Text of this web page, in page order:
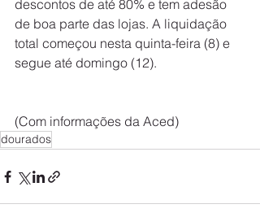
descontos de até 80% e tem adesão
de boa parte das lojas. A liquidação
total começou nesta quinta-feira (8) e
segue até domingo (12).
(Com informações da Aced)
dourados